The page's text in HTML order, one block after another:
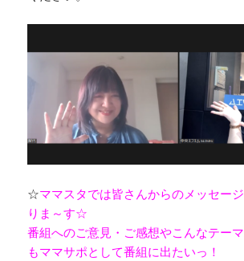
☆ママスタでは皆さんからのメッセー
りま～す☆
番組へのご意見・ご感想やこんなテー
もママサポとして番組に出たいっ！